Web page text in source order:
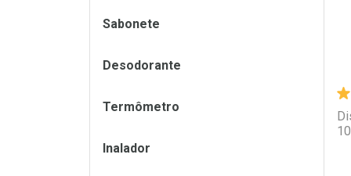
Sabonete
Desodorante
Termômetro
Inalador